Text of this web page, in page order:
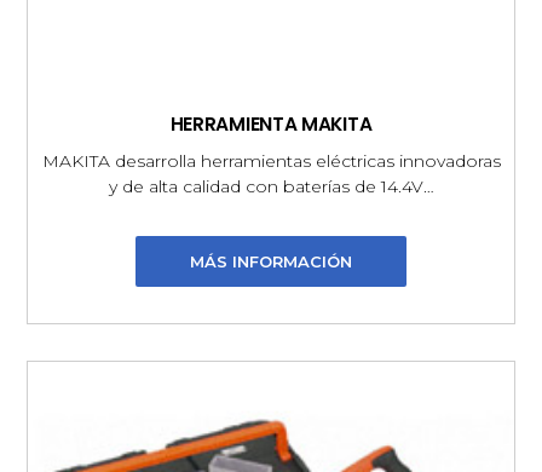
HERRAMIENTA MAKITA
MAKITA desarrolla herramientas eléctricas innovadoras
y de alta calidad con baterías de 14.4V…
MÁS INFORMACIÓN